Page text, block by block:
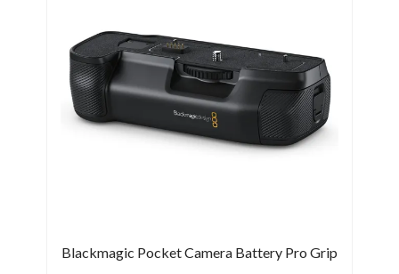
Blackmagic Pocket Camera Battery Pro Grip